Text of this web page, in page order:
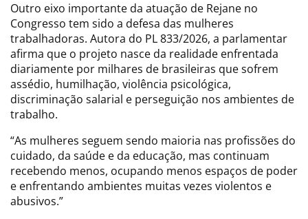
Outro eixo importante da atuação de Rejane no
Congresso tem sido a defesa das mulheres
trabalhadoras. Autora do PL 833/2026, a parlamentar
afirma que o projeto nasce da realidade enfrentada
diariamente por milhares de brasileiras que sofrem
assédio, humilhação, violência psicológica,
discriminação salarial e perseguição nos ambientes de
trabalho.
“As mulheres seguem sendo maioria nas profissões do
cuidado, da saúde e da educação, mas continuam
recebendo menos, ocupando menos espaços de poder
e enfrentando ambientes muitas vezes violentos e
abusivos.”